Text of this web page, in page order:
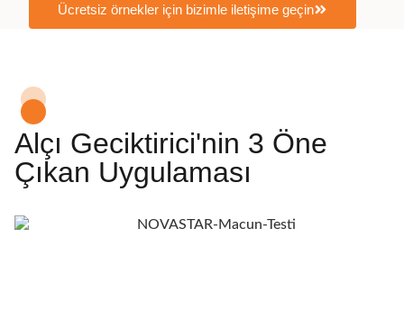
Ücretsiz örnekler için bizimle iletişime geçin
Alçı Geciktirici'nin 3 Öne
Çıkan Uygulaması